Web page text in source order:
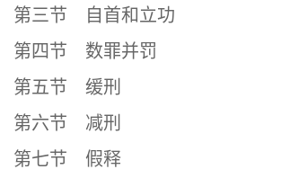
三节 自首和立功
四节 数罪并罚
五节 缓刑
六节 减刑
七节 假释